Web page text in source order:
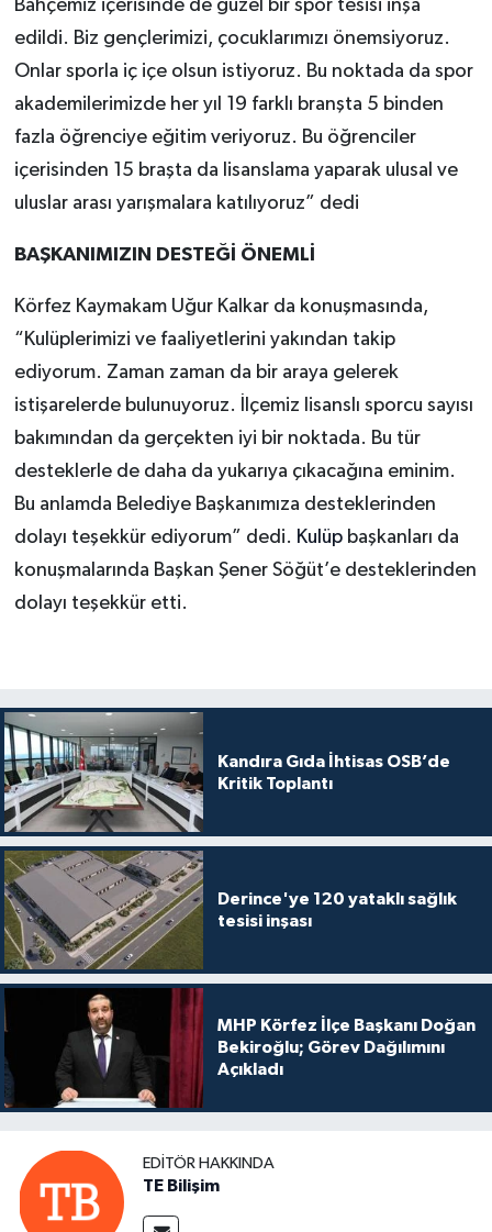
Bahçemiz içerisinde de güzel bir spor tesisi inşa
edildi. Biz gençlerimizi, çocuklarımızı önemsiyoruz.
Onlar sporla iç içe olsun istiyoruz. Bu noktada da spor
akademilerimizde her yıl 19 farklı branşta 5 binden
fazla öğrenciye eğitim veriyoruz. Bu öğrenciler
içerisinden 15 braşta da lisanslama yaparak ulusal ve
uluslar arası yarışmalara katılıyoruz” dedi
BAŞKANIMIZIN DESTEĞİ ÖNEMLİ
Körfez Kaymakam Uğur Kalkar da konuşmasında,
“Kulüplerimizi ve faaliyetlerini yakından takip
ediyorum. Zaman zaman da bir araya gelerek
istişarelerde bulunuyoruz. İlçemiz lisanslı sporcu sayısı
bakımından da gerçekten iyi bir noktada. Bu tür
desteklerle de daha da yukarıya çıkacağına eminim.
Bu anlamda Belediye Başkanımıza desteklerinden
dolayı teşekkür ediyorum” dedi. Kulüp başkanları da
konuşmalarında Başkan Şener Söğüt’e desteklerinden
dolayı teşekkür etti.
Kandıra Gıda İhtisas OSB’de
Kritik Toplantı
Derince'ye 120 yataklı sağlık
tesisi inşası
MHP Körfez İlçe Başkanı Doğan
Bekiroğlu; Görev Dağılımını
Açıkladı
EDITÖR HAKKINDA
TE Bilişim